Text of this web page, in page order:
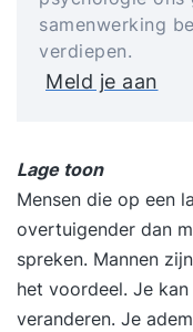
samenwerking
verdiepen.
Meld je aan
Lage toon
Mensen die op een
overtuigender dan
spreken. Mannen
het voordeel. Je
veranderen. Je